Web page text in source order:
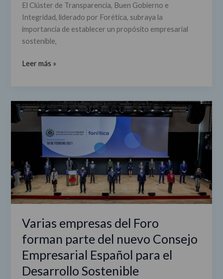
El Clúster de Transparencia, Buen Gobierno e
Integridad, liderado por Forética, subraya la
importancia de establecer un propósito empresarial
sostenible,
Leer más »
Varias empresas del Foro
forman parte del nuevo Consejo
Empresarial Español para el
Desarrollo Sostenible
Varias
empresas
del
forman
parte
del
nuevo
Consejo
Español
para
el
Desarrollo
Sostenible